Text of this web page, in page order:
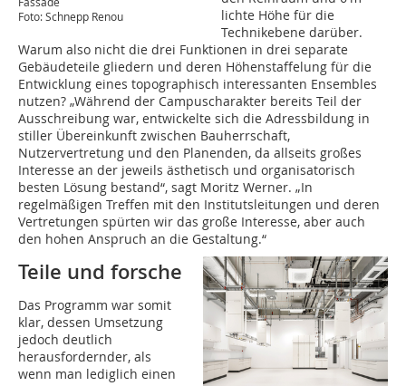
Foto: Schnepp Renou
lichte Höhe für die
Technik­ebene darüber.
Warum also nicht die drei Funktionen in drei separate
Gebäudeteile gliedern und deren Höhenstaffelung für die
Entwicklung eines topographisch interessanten Ensembles
nutzen? „Während der Campuscharakter bereits Teil der
Ausschreibung war, entwickelte sich die Adressbildung in
stiller Übereinkunft zwischen Bauherrschaft,
Nutzervertretung und den Planenden, da allseits großes
Interesse an der jeweils ästhetisch und organisatorisch
besten Lösung bestand“, sagt Moritz Werner. „In
regelmäßigen Treffen mit den Instituts­leitungen und deren
Vertretungen spürten wir das große Interesse, aber auch
den hohen Anspruch an die Gestaltung.“
Teile und forsche
Das Programm war somit
klar, dessen Umsetzung
jedoch deutlich
herausfordernder, als
wenn man lediglich einen